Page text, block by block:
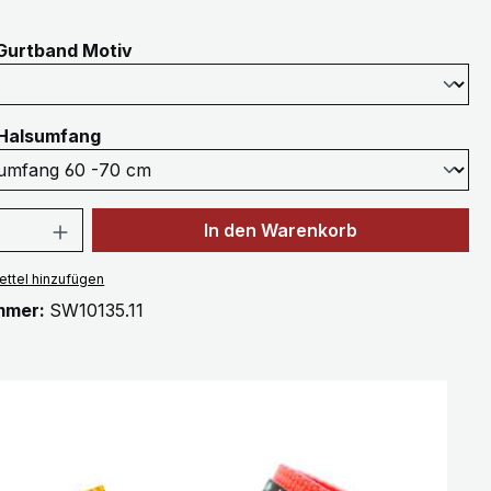
Motivauswählen
auswählen
Anzahl: Gib den gewünschten Wert
In den Warenkorb
hinzufügen
SW10135.11